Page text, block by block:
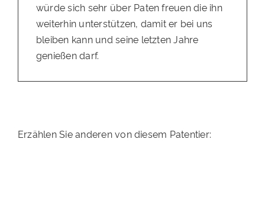
würde sich sehr über Paten freuen die ihn
weiterhin unterstützen, damit er bei uns
bleiben kann und seine letzten Jahre
genießen darf.
Erzählen Sie anderen von diesem Patentier: